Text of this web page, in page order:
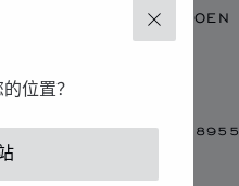
关闭
位置？
SCHAAP EN CITROEN
Netherlands
+31 (40) 2448955